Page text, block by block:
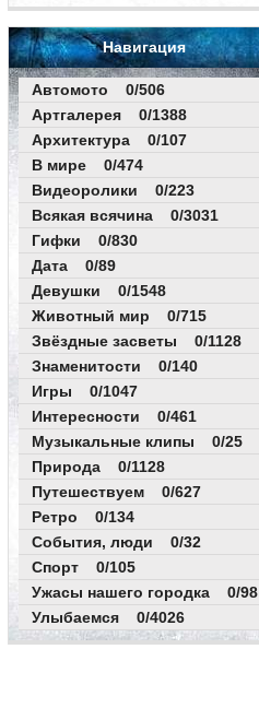
Навигация
Автомото 0/506
Артгалерея 0/1388
Архитектура 0/107
В мире 0/474
Видеоролики 0/223
Всякая всячина 0/3031
Гифки 0/830
Дата 0/89
Девушки 0/1548
Животный мир 0/715
Звёздные засветы 0/1128
Знаменитости 0/140
Игры 0/1047
Интересности 0/461
Музыкальные клипы 0/25
Природа 0/1128
Путешествуем 0/627
Ретро 0/134
События, люди 0/32
Спорт 0/105
Ужасы нашего городка 0/98
Улыбаемся 0/4026